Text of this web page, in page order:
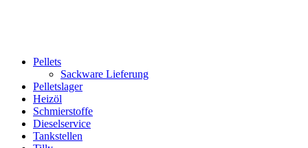
Pellets
Sackware Lieferung
Pelletslager
Heizöl
Schmierstoffe
Dieselservice
Tankstellen